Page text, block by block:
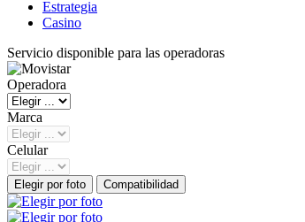
Estrategia
Casino
Servicio disponible para las operadoras
Operadora
Marca
Celular